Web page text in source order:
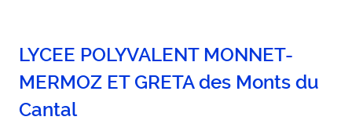
LYCEE POLYVALENT MONNET-
MERMOZ ET GRETA des Monts du
Cantal